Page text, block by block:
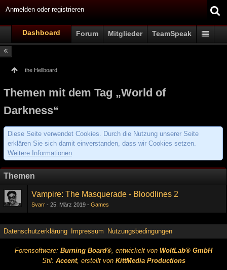
Anmelden oder registrieren
Dashboard Forum Mitglieder TeamSpeak
the Hellboard
Themen mit dem Tag „World of
Darkness“
Diese Seite verwendet Cookies. Durch die Nutzung unserer Seite
erklären Sie sich damit einverstanden, dass wir Cookies setzen.
Weitere Informationen
Themen
Vampire: The Masquerade - Bloodlines 2
Svarr 25. März 2019 Games
Datenschutzerklärung Impressum Nutzungsbedingungen
Forensoftware: Burning Board®, entwickelt von WoltLab® GmbH
Stil: Accent, erstellt von KittMedia Productions